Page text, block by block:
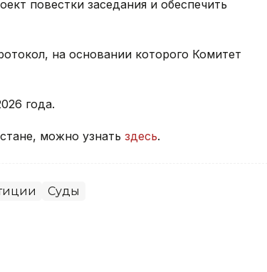
повестки заседания и обеспечить
на основании которого Комитет
года.
можно узнать здесь.
Суды